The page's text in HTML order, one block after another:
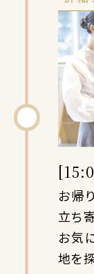
お帰
立ち
お気
地を